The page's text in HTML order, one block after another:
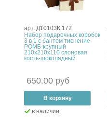
арт. Д10103К.172
Набор подарочных коробок
3 в 1 с бантом тиснение
РОМБ-крупный
210x210x110 слоновая
кость-шоколадный
650.00 руб
+
В корзину
в наличии